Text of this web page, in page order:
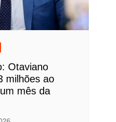
Otaviano
milhões ao
mês da